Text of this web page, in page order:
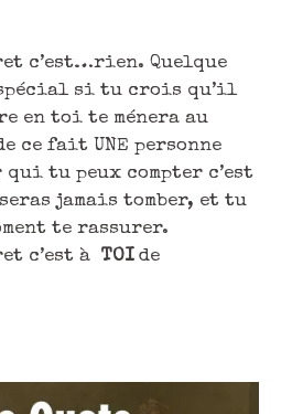
c’est…rien. Quelque
spécial si tu crois qu’il
en toi te ménera au
ce fait UNE personne
qui tu peux compter c’est
jamais tomber, et tu
te rassurer.
c’est à TOI de